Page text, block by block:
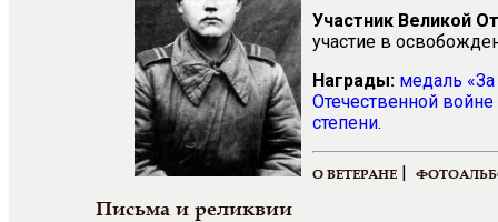
Участник Великой
участие в
Награды: медаль «
Отечественной войне
степени.
О ВЕТЕРАНЕ |
Письма и реликвии